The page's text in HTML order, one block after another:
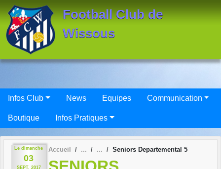
Football Club de
Wissous
Infos Club News Equipes Communication
Boutique Infos Pratiques
Le dimanche
03
SEPT. 2017
Accueil Seniors Departemental 5
Panneau de gestion des cookies